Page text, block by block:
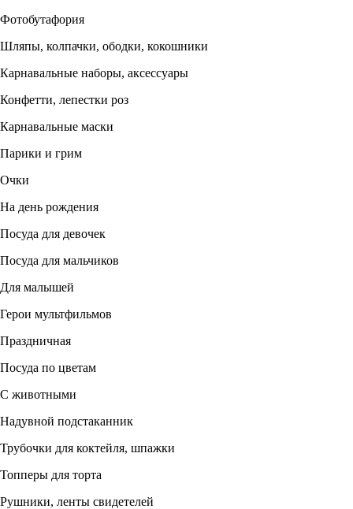
Фотобутафория
Шляпы, колпачки, ободки, кокошники
Карнавальные наборы, аксессуары
Конфетти, лепестки роз
Карнавальные маски
Парики и грим
Очки
На день рождения
Посуда для девочек
Посуда для мальчиков
Для малышей
Герои мультфильмов
Праздничная
Посуда по цветам
С животными
Надувной подстаканник
Трубочки для коктейля, шпажки
Топперы для торта
Рушники, ленты свидетелей